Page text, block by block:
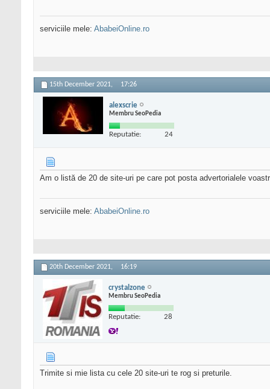
serviciile mele: AbabeiOnline.ro
15th December 2021, 17:26
alexscrie
Membru SeoPedia
Reputatie: 24
Am o listă de 20 de site-uri pe care pot posta advertorialele
serviciile mele: AbabeiOnline.ro
20th December 2021, 16:19
crystalzone
Membru SeoPedia
Reputatie: 28
Trimite si mie lista cu cele 20 site-uri te rog si preturile.